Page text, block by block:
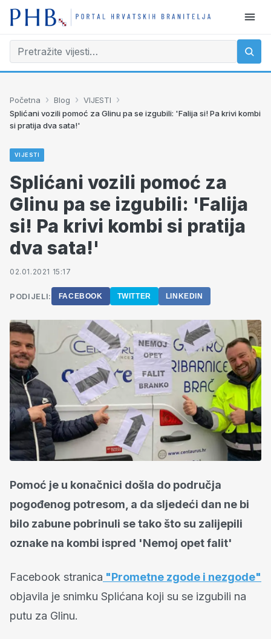
Početna › Blog › VIJESTI ›
Splićani vozili pomoć za Glinu pa se izgubili: 'Falija si! Pa krivi kombi
si pratija dva sata!'
VIJESTI
Splićani vozili pomoć za
Glinu pa se izgubili: 'Falija
si! Pa krivi kombi si pratija
dva sata!'
02.01.2021 15:17
PODIJELI: FACEBOOK TWITTER LINKEDIN
Pomoć je u konačnici došla do područja
pogođenog potresom, a da sljedeći dan ne bi
bilo zabune pobrinuli se tako što su zalijepili
oznake na kombi ispred 'Nemoj opet falit'
Facebook stranica "Prometne zgode i nezgode"
objavila je snimku Splićana koji su se izgubili na
putu za Glinu.